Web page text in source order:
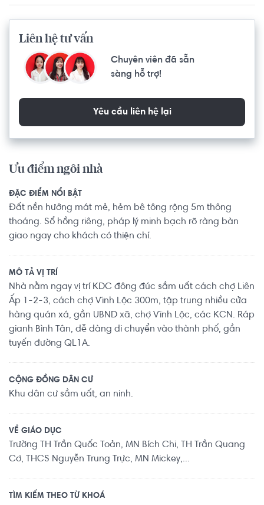
Liên hệ tư vấn
Chuyên viên đã sẵn
sàng hỗ trợ!
Yêu cầu liên hệ lại
Ưu điểm ngôi nhà
ĐẶC ĐIỂM NỔI BẬT
Đất nền hướng mát mẻ, hẻm bê tông rộng 5m thông
thoáng. Sổ hồng riêng, pháp lý minh bạch rõ ràng bàn
giao ngay cho khách có thiện chí.
MÔ TẢ VỊ TRÍ
Nhà nằm ngay vị trí KDC đông đúc sầm uất cách chợ Liên
Ấp 1-2-3, cách chợ Vĩnh Lộc 300m, tập trung nhiều cửa
hàng quán xá, gần UBND xã, chợ Vĩnh Lộc, các KCN. Ráp
gianh Bình Tân, dễ dàng di chuyển vào thành phố, gần
tuyến đường QL1A.
CỘNG ĐỒNG DÂN CƯ
Khu dân cư sầm uất, an ninh.
VỀ GIÁO DỤC
Trường TH Trần Quốc Toản, MN Bích Chi, TH Trần Quang
Cơ, THCS Nguyễn Trung Trực, MN Mickey,...
TÌM KIẾM THEO TỪ KHOÁ